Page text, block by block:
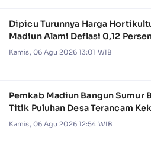
Dipicu Turunnya Harga
Madiun Alami Deflasi 0,12
Kamis, 06 Agu 2026 13:01 WIB
Pemkab Madiun Bangun Sumur
Titik Puluhan Desa Terancam
Kamis, 06 Agu 2026 12:54 WIB